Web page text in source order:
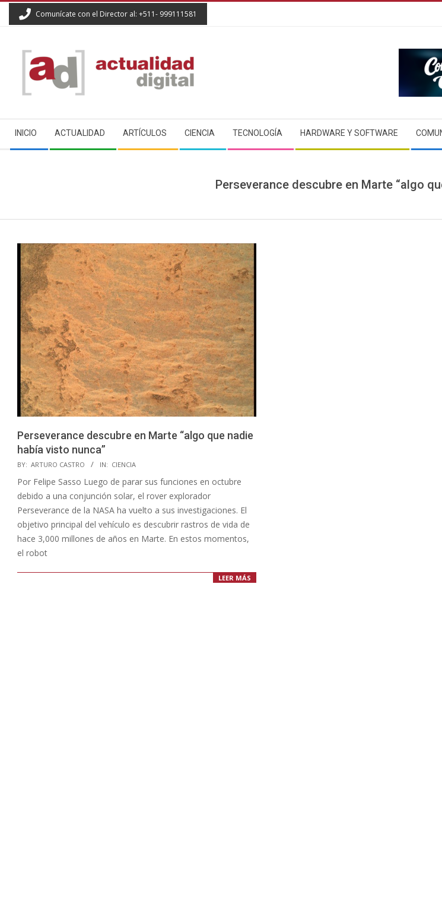
Comunícate con el Director al: +511- 999111581
ACTUALIDAD
DIGITAL
Navigation
Menu
INICIO ACTUALIDAD ARTÍCULOS CIENCIA TECNOLOGÍA HARDWARE Y SOFTWARE
Perseverance descubre en Marte “algo
Perseverance descubre en Marte “algo que nadie
había visto nunca”
2021-
11-
13
BY: ARTURO CASTRO IN: CIENCIA
Por Felipe Sasso Luego de parar sus funciones en octubre
debido a una conjunción solar, el rover explorador
Perseverance de la NASA ha vuelto a sus investigaciones. El
objetivo principal del vehículo es descubrir rastros de vida de
hace 3,000 millones de años en Marte. En estos momentos,
el robot
LEER MÁS